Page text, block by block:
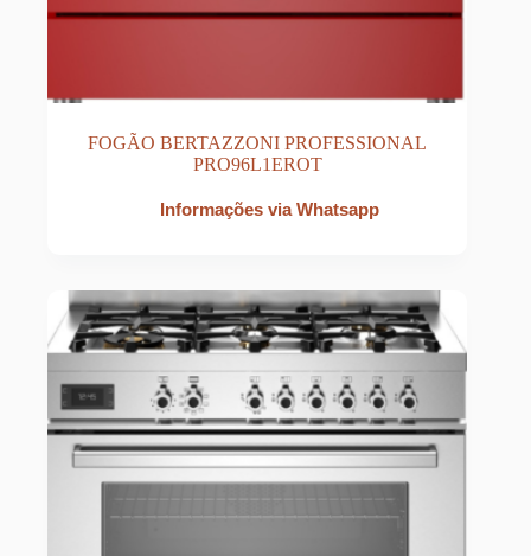
FOGÃO BERTAZZONI PROFESSIONAL
PRO96L1EROT
Informações via Whatsapp